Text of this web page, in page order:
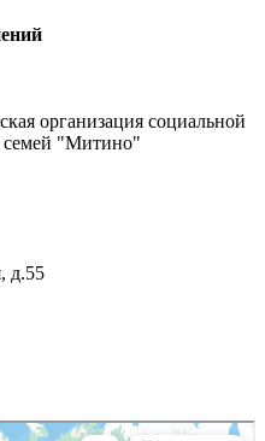
организация социальной
семей "Митино"
д.55